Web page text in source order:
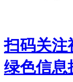
扫码关注
绿色信息